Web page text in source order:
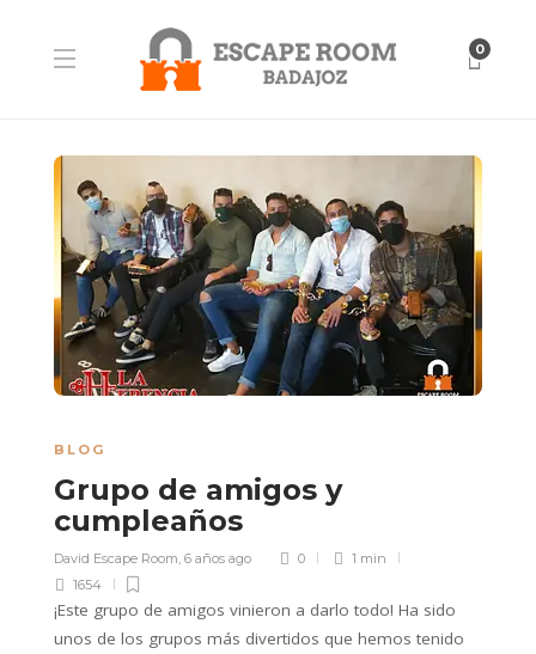
0
BLOG
Grupo de amigos y
cumpleaños
David Escape Room, 6 años ago 0
1 min
1654
¡Este grupo de amigos vinieron a darlo todo! Ha sido
unos de los grupos más divertidos que hemos tenido